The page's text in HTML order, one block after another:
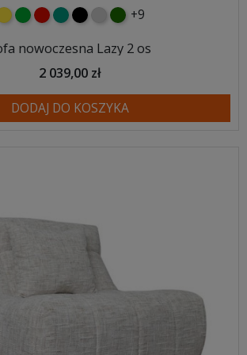
zielonyczerwony
turkusowy
czarnyjasnoszary
butelkowa zieleń
+9
nowoczesna Lazy 2 os
2 039,00 zł
DODAJ DO KOSZYKA